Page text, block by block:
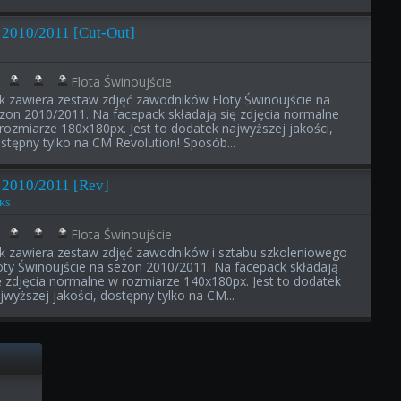
2011 [Cut-Out]
Flota Świnoujście
zawiera zestaw zdjęć zawodników Floty Świnoujście na
2010/2011. Na facepack składają się zdjęcia normalne
180x180px. Jest to dodatek najwyższej jakości,
tylko na CM Revolution! Sposób...
2011 [Rev]
Flota Świnoujście
zawiera zestaw zdjęć zawodników i sztabu szkoleniowego
Świnoujście na sezon 2010/2011. Na facepack składają
zdjęcia normalne w rozmiarze 140x180px. Jest to dodatek
jakości, dostępny tylko na CM...